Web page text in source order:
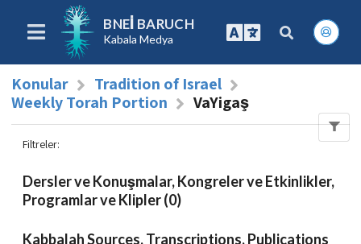
BNEI BARUCH
Kabala Medya
Konular
Tradition of Israel
Weekly Torah Portion
VaYigaş
Filtreler:
Dersler ve Konuşmalar, Kongreler ve Etkinlikler,
Programlar ve Klipler (0)
Kabbalah Sources, Transcriptions, Publications